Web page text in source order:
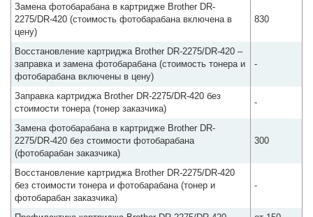
Замена фотобарабана в картридже Brother DR-
2275/DR-420 (стоимость фотобарабана включена в
цену)
830
Восстановление картриджа Brother DR-2275/DR-420 –
заправка и замена фотобарабана (стоимость тонера и
фотобарабана включены в цену)
-
Заправка картриджа Brother DR-2275/DR-420 без
стоимости тонера (тонер заказчика)
-
Замена фотобарабана в картридже Brother DR-
2275/DR-420 без стоимости фотобарабана
(фотобарабан заказчика)
300
Восстановление картриджа Brother DR-2275/DR-420
без стоимости тонера и фотобарабана (тонер и
фотобарабан заказчика)
-